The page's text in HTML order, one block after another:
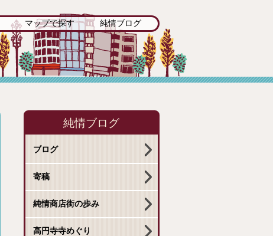
マップで探す 純情ブログ
純情ブログ
ブログ
寄稿
純情商店街の歩み
高円寺寺めぐり